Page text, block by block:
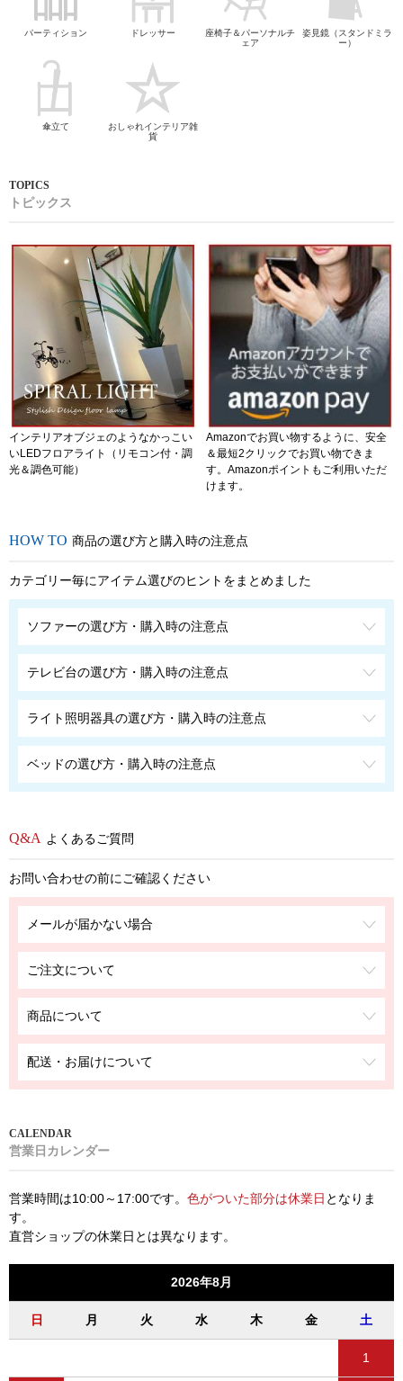
パーティション ドレッサー
座椅子＆パーソナルチ
ェア
姿見鏡（スタンドミラ
ー）
傘立て
おしゃれインテリア雑
貨
トピックス
インテリアオブジェのようなかっこい
いLEDフロアライト（リモコン付・調
光＆調色可能）
Amazonでお買い物するように、安全
＆最短2クリックでお買い物できま
す。Amazonポイントもご利用いただ
けます。
商品の選び方と購入時の注意点
カテゴリー毎にアイテム選びのヒントをまとめました
ソファーの選び方・購入時の注意点
テレビ台の選び方・購入時の注意点
ライト照明器具の選び方・購入時の注意点
ベッドの選び方・購入時の注意点
よくあるご質問
お問い合わせの前にご確認ください
メールが届かない場合
ご注文について
商品について
配送・お届けについて
営業日カレンダー
営業時間は10:00～17:00です。 色がついた部分は休業日 となりま
す。
直営ショップの休業日とは異なります。
2026年8月
日 月 火 水 木 金 土
1